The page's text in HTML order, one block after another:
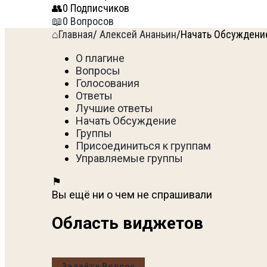
0 Подписчиков
0 Вопросов
Главная/ Алексей Ананьин/Начать
О плагине
Вопросы
Голосования
Ответы
Лучшие ответы
Начать Обсуждение
Группы
Присоединиться к группам
Управляемые группы
Вы ещё ни о чем не спрашивали
Область виджетов